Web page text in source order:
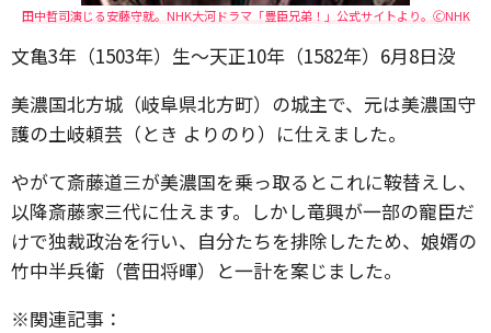
田中哲司演じる安藤守就。NHK大河ドラマ「豊臣兄弟！」公式サイトより。🄫NHK
文亀3年（1503年）生～天正10年（1582年）6月8日没
美濃国北方城（岐阜県北方町）の城主で、元は美濃国守
護の土岐頼芸（とき よりのり）に仕えました。
やがて斎藤道三が美濃国を乗っ取るとこれに鞍替えし、
以降斎藤家三代に仕えます。しかし竜興が一部の寵臣だ
けで独裁政治を行い、自分たちを排除したため、娘婿の
竹中半兵衛（菅田将暉）と一計を案じました。
※関連記事：